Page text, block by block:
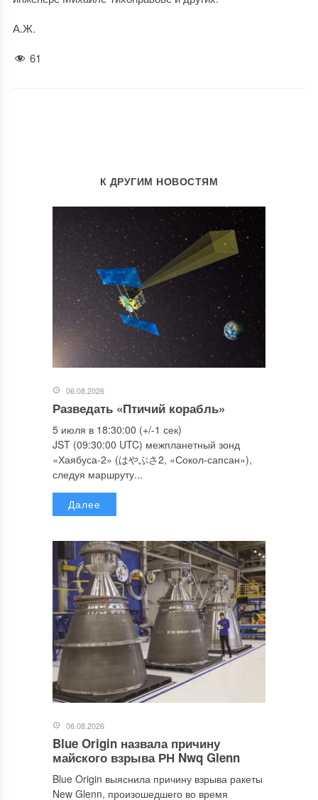
А.Ж.
61
К ДРУГИМ НОВОСТЯМ
06.08.2026
Разведать «Птичий корабль»
5 июля в 18:30:00 (+/-1 сек)
JST (09:30:00 UTC) межпланетный зонд
«Хаябуса-2» (はやぶさ2, «Сокол-сапсан»),
следуя маршруту...
Далее
06.08.2026
Blue Origin назвала причину
майского взрыва РН Nwq Glenn
Blue Origin выяснила причину взрыва ракеты
New Glenn, произошедшего во время